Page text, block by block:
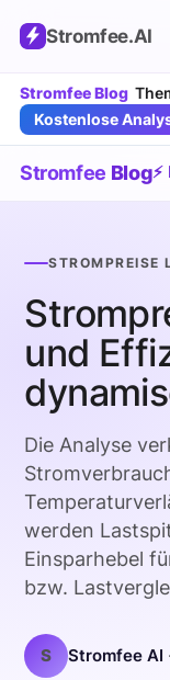
Stromfee.AI
Stromfee Blog
Kostenlose
Stromfee Blog
STROMPREISE
und
Die Analyse
werden
Einsparhebel
bzw.
S Stromfee AI